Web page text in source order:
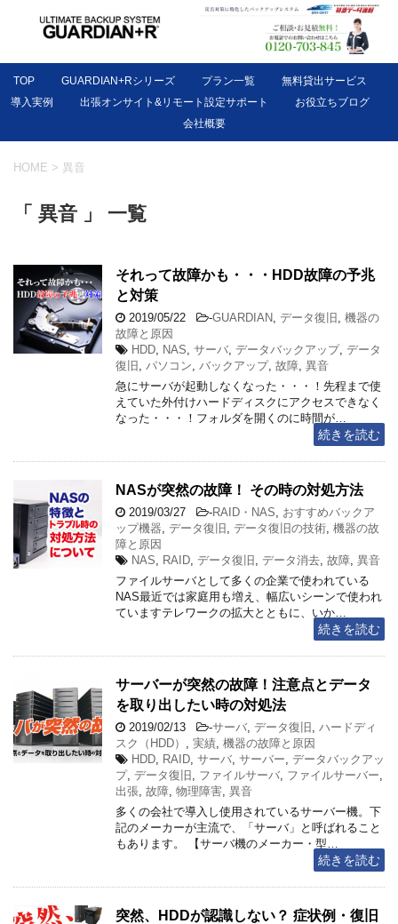
TOP GUARDIAN+Rシリーズ プラン一覧
無料貸出サービス
導入実例
出張オンサイト&リモート設定サポート
お役立ちブログ
会社概要
HOME > 異音
「 異音 」 一覧
それって故障かも・・・HDD故障の予兆
と対策
2019/05/22 -GUARDIAN データ復旧
機器の
故障と原因
HDD
NAS サーバ データバックアップ, データ
復旧
パソコン バックアップ, 故障 異音
急にサーバが起動しなくなった・・・！先程まで使
えていた外付けハードディスクにアクセスできなく
なった・・・！フォルダを開くのに時間が…
続きを読む
NASが突然の故障！ その時の対処方法
2019/03/27 -RAID・NAS
おすすめバックア
ップ機器 データ復旧 データ復旧の技術 機器の故
障と原因
NAS
RAID データ復旧 データ消去 故障 異音
ファイルサーバとして多くの企業で使われている
NAS最近では家庭用も増え、幅広いシーンで使われ
ていますテレワークの拡大とともに、いか…
続きを読む
サーバーが突然の故障！注意点とデータ
を取り出したい時の対処法
2019/02/13 -サーバ データ復旧
ハードディ
スク（HDD）
実績 機器の故障と原因
HDD
RAID サーバ サーバー データバックアッ
プ, データ復旧 ファイルサーバ ファイルサーバー
出張 故障 物理障害 異音
多くの会社で導入し使用されているサーバー機。下
記のメーカーが主流で、「サーバ」と呼ばれること
もあります。 【サーバ機のメーカー・型…
続きを読む
突然、HDDが認識しない？ 症状例・復旧